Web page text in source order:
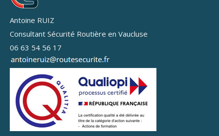
Antoine RUIZ
Consultant Sécurité Routière en Vaucluse
06 63 54 56 17